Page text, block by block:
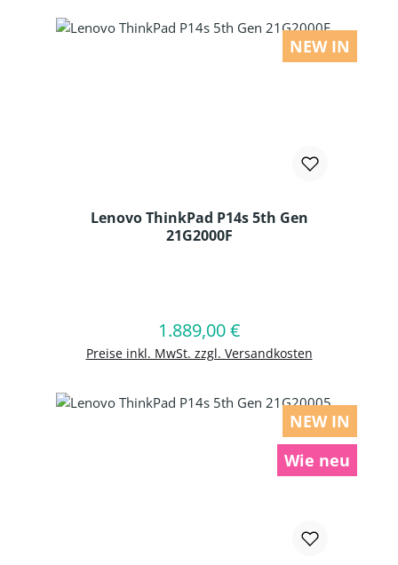
NEW IN
Lenovo ThinkPad P14s 5th Gen
21G2000F
Regulärer Preis:
1.889,00 €
Preise inkl. MwSt. zzgl. Versandkosten
In den Warenkorb
NEW IN
Wie neu